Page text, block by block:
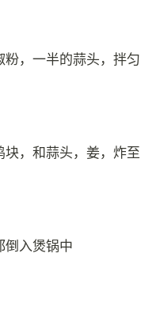
，一半的蒜头，拌匀
，和蒜头，姜，炸至
倒入煲锅中